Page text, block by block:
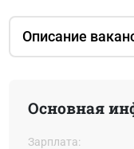
Описание
Основная
Зарплата: